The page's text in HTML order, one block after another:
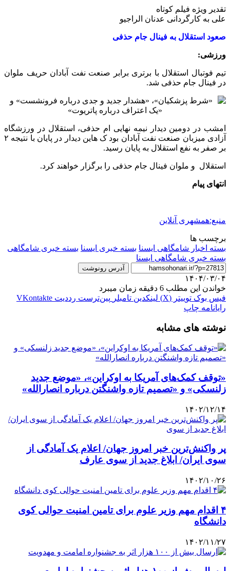
تقدیر ویژه فیلم کوتاه
علی به کارگردانی عدنان الراجیو
صعود استقلال به فینال جام حذفی
ورزشی:
تیم فوتبال استقلال با برتری برابر صنعت نفت آبادان حریف ملوان
در فینال جام حذفی شد.
امشب در دومین دیدار نیمه نهایی ام حذفی، استقلال در ورزشگاه
آزادی میزبان صنعت نفت آبادان بود ک هاین دیدار در پایان با نتیجه ۲
بر صفر به نفع استقلال به پایان رسید.
استقلال و ملوان فینال جام حذفی را برگزار خواهند کرد.
انتهای پیام
منبع:همشهری آنلاین
برچسب ها
بسته اخبار شامگاهی ایسنا بسته خبری ایسنا بسته خبری شامگاهی
بسته خبری شامگاهی ایسنا
آدرس رونوشت
۱۴۰۴/۰۳/۰۴
خواندن این مطلب 6 دقیقه زمان میبرد
فیس بوک توییتر (X) لینکدین ‫تامبلر ‫پین‌ترست ‫رددیت ‫VKontakte
رایانامه چاپ
نوشته های مشابه
«توقف کمک‌های آمریکا به اوکراین»، «موضع‌ جدید
زلنسکی» و «تصمیم تازه واشنگتن درباره انصارالله»
۱۴۰۲/۱۲/۱۴
پر واکنش‌ترین خبر امروز جهان/ اعلام یک آمادگی از
سوی ایران/ ابلاغ جدید از سوی عارف
۱۴۰۲/۱۰/۲۶
۴ اقدام مهم وزیر علوم برای تامین امنیت حوالی کوی
دانشگاه
۱۴۰۲/۱۱/۲۷